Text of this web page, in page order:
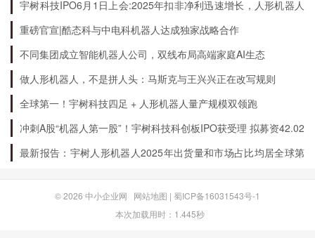
通过以上对于2012年各大银行贷款利率的对比，
我们可以发现，整体来看，大型银行的贷款利率相
对较低，而较小型银行的贷款利率相对较高。此
外，不同类型的贷款产品的利率也存在明显差异，
个人住房贷款的利率相对较低，而信用贷款的利率
相对较高。因此，在选择贷款产品时，需要根据自
己的实际情况进行综合考虑，选择利率合适的银行
宇树科技IPO6月1日上会:2025年扣非净利迅速增长，人形机器人
出货量全球第一
重磅官宣|酷态科与中电科机器人达成独家战略合作
不同集团成立智能机器人公司，双线布局高端家庭AI生态
做人形机器人，不是拼人头：马斯克与王兴兴正在改写规则
全球第一！宇树科技四足 + 人形机器人量产规模双领跑
冲刺A股“机器人第一股”！宇树科技科创板IPO获受理 拟募资42.02
亿元
最新报告：宇树人形机器人2025年出货量和市场占比均居全球第
© 2026 中小企业网 网站地图 | 蜀ICP备16031543号-1
本次加载用时：1.445秒